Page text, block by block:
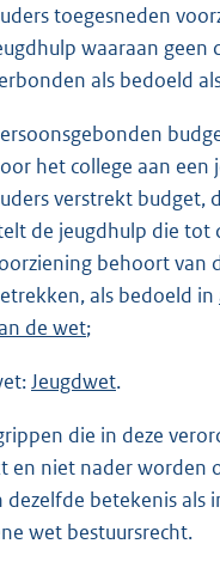
toegesneden
waaraan geen
als bedoeld
het college aan een
verstrekt budget,
de jeugdhulp die tot
behoort van
als bedoeld in
de wet;
Jeugdwet.
die in deze
en niet nader worden
dezelfde betekenis als
wet bestuursrecht.